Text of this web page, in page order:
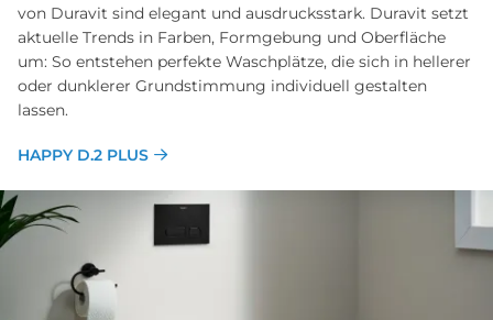
von Duravit sind elegant und ausdrucksstark. Duravit setzt
aktuelle Trends in Farben, Formgebung und Oberfläche
um: So entstehen perfekte Waschplätze, die sich in hellerer
oder dunklerer Grundstimmung individuell gestalten
lassen.
HAPPY D.2 PLUS